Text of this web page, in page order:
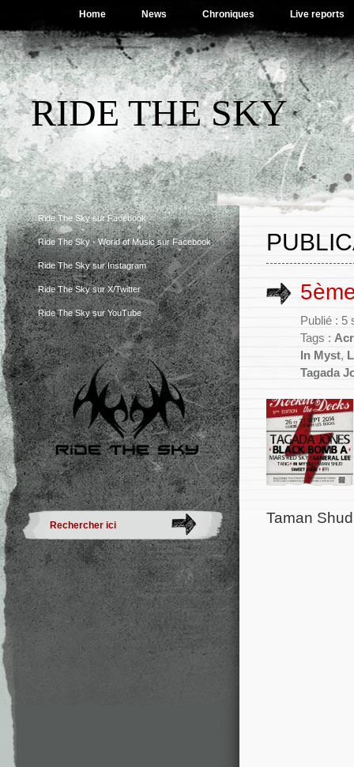
Home News Chroniques Live reports
RIDE THE SKY
Ride The Sky sur Facebook
Ride The Sky - World of Music sur Facebook
Ride The Sky sur Instagram
Ride The Sky sur X/Twitter
Ride The Sky sur YouTube
Publié : 5
Tags :
In Myst,
Tagada
Taman